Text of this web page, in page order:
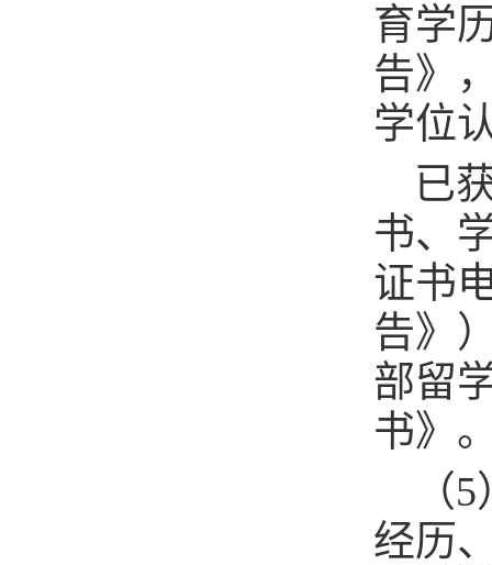
育学
告》
学位
已
书、
证书
告》
部留
书》
（
经历